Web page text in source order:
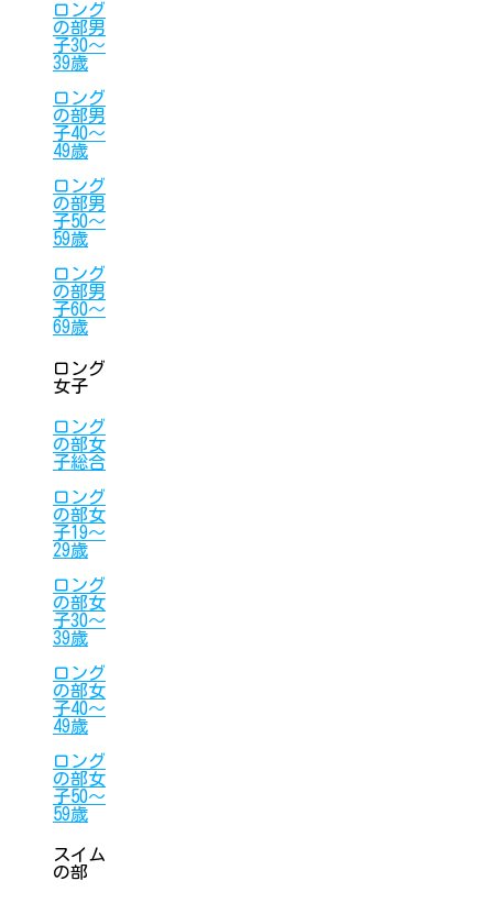
ロング
の部男
子30〜
39歳
ロング
の部男
子40〜
49歳
ロング
の部男
子50〜
59歳
ロング
の部男
子60〜
69歳
ロング
女子
ロング
の部女
子総合
ロング
の部女
子19〜
29歳
ロング
の部女
子30〜
39歳
ロング
の部女
子40〜
49歳
ロング
の部女
子50〜
59歳
スイム
の部